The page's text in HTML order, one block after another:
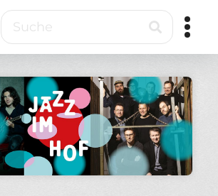
Suche